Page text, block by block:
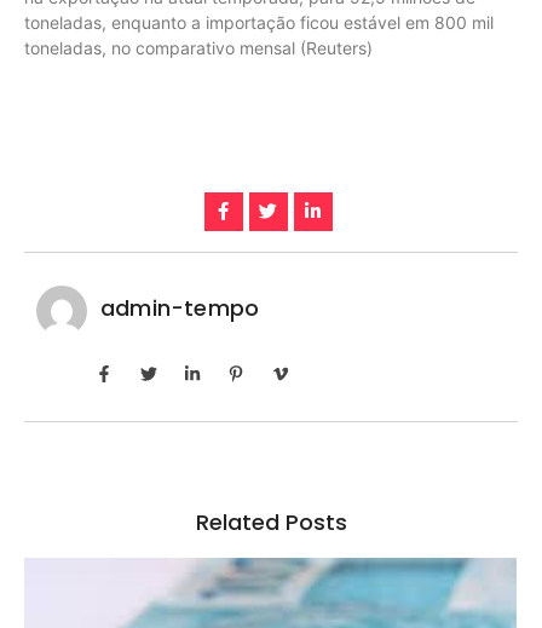
toneladas, enquanto a importação ficou estável em 800 mil
toneladas, no comparativo mensal (Reuters)
admin-tempo
Related Posts